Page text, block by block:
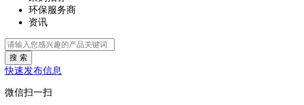
环保服务商
资讯
搜 索
快速发布信息
微信扫一扫